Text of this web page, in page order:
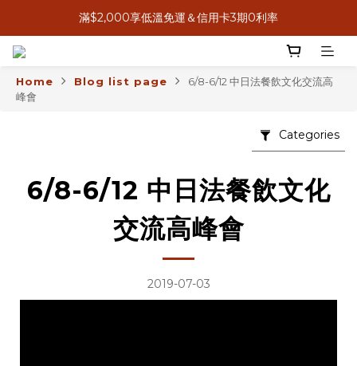
8月感恩獻心意，送禮送米其林
滿$2,000享低溫免運＆信用卡3期0利率
Home Blog list page
6/8-6/12 中日法餐飲文化交流高
峰會
Categories
6/8-6/12 中日法餐飲文化
交流高峰會
2019-07-03